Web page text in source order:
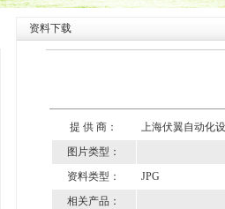
资料下载
提 供 商：
上海伏翼自动化
图片类型：
资料类型：
JPG
相关产品：